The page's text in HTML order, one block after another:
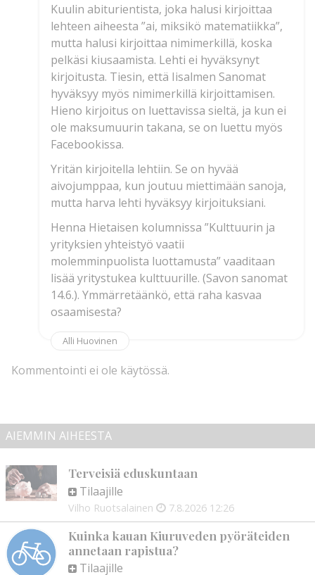
Alli Huovinen
Kuulin abiturientista, joka halusi kirjoittaa
lehteen aiheesta ”ai, miksikö matematiikka”,
mutta halusi kirjoittaa nimimerkillä, koska
pelkäsi kiusaamista. Lehti ei hyväksynyt
kirjoitusta. Tiesin, että Iisalmen Sanomat
hyväksyy myös nimimerkillä kirjoittamisen.
Hieno kirjoitus on luettavissa sieltä, ja kun ei
ole maksumuurin takana, se on luettu myös
Facebookissa.
Yritän kirjoitella lehtiin. Se on hyvää
aivojumppaa, kun joutuu miettimään sanoja,
mutta harva lehti hyväksyy kirjoituksiani.
Henna Hietaisen kolumnissa ”Kulttuurin ja
yrityksien yhteistyö vaatii
molemminpuolista luottamusta” vaaditaan
lisää yritystukea kulttuurille. (Savon sanomat
14.6.). Ymmärretäänkö, että raha kasvaa
osaamisesta?
Kommentointi ei ole käytössä.
AIEMMIN AIHEESTA
Terveisiä eduskuntaan
Tilaajille
Vilho Ruotsalainen 7.8.2026 12:26
Kuinka kauan Kiuruveden pyöräteiden
annetaan rapistua?
Tilaajille